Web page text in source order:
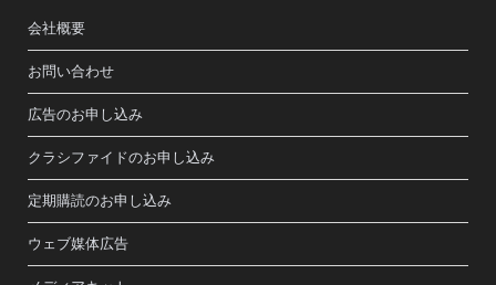
会社概要
お問い合わせ
広告のお申し込み
クラシファイドのお申し込み
定期購読のお申し込み
ウェブ媒体広告